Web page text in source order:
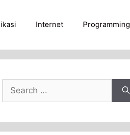
Internet Programming
Search
for: